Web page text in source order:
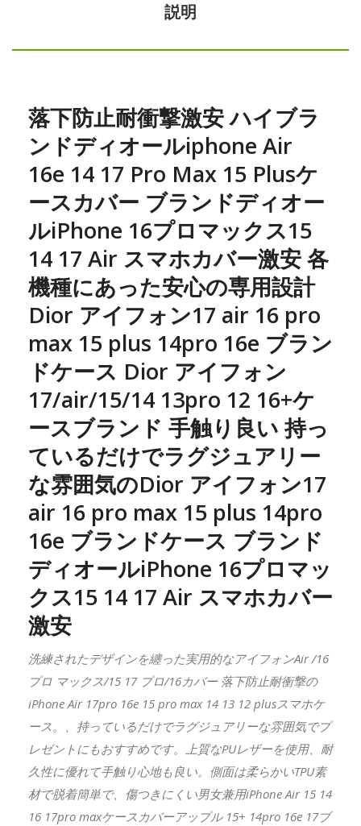
説明
落下防止耐衝撃激安 ハイブラ
ンドディオールiphone Air
16e 14 17 Pro Max 15 Plusケ
ースカバー ブランドディオー
ルiPhone 16プロマックス15
14 17 Air スマホカバー激安 各
機種にあった安心の専用設計
Dior アイフォン17 air 16 pro
max 15 plus 14pro 16e ブラン
ドケース Dior アイフォン
17/air/15/14 13pro 12 16+ケ
ースブランド 手触り良い 持っ
ているだけでラグジュアリー
な雰囲気のDior アイフォン17
air 16 pro max 15 plus 14pro
16e ブランドケース ブランド
ディオールiPhone 16プロマッ
クス15 14 17 Air スマホカバー
激安
洗練されたデザインを纏った実用的なアイフォンAir /16
プロ マックス/15 17 プロ/16カバー 落下防止耐衝撃の
iPhone Air 17pro 16e 15 pro max 14 13 12 plusスマホケ
ース。、持っているだけでラグジュアリーな雰囲気でプ
レゼントにもおすすめです。上質なPUレザーを使用、耐
久性に優れて手触り心地も良い。側面は柔らかいTPU素
材で脱着簡単で、傷つきにくい男女兼用iPhone Air 15 14
16 17pro maxケースカバーアップル 15+ 14pro 16e 17ブ